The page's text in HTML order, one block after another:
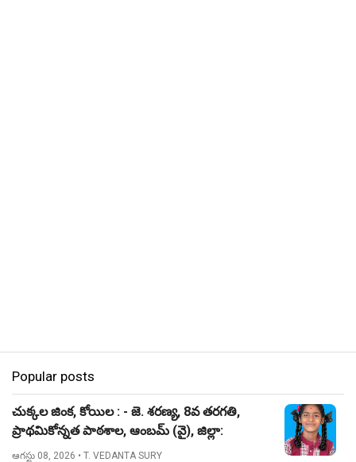
Popular posts
చుక్కల జింక, కోయిల : - జె. శరణ్య, 8వ తరగతి,
ప్రాథమికోన్నత పాఠశాల, ఆంబమ్ (వై), జిల్లా:
నిజామాబాద్.
ఆగస్టు 08, 2026 • T. VEDANTA SURY